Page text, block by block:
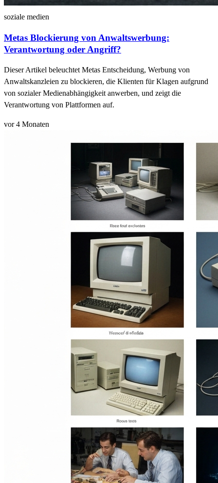
soziale medien
Metas Blockierung von Anwaltswerbung:
Verantwortung oder Angriff?
Dieser Artikel beleuchtet Metas Entscheidung, Werbung von
Anwaltskanzleien zu blockieren, die Klienten für Klagen aufgrund
von sozialer Medienabhängigkeit anwerben, und zeigt die
Verantwortung von Plattformen auf.
vor 4 Monaten